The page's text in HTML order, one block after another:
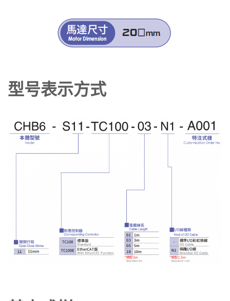
型号表示方式